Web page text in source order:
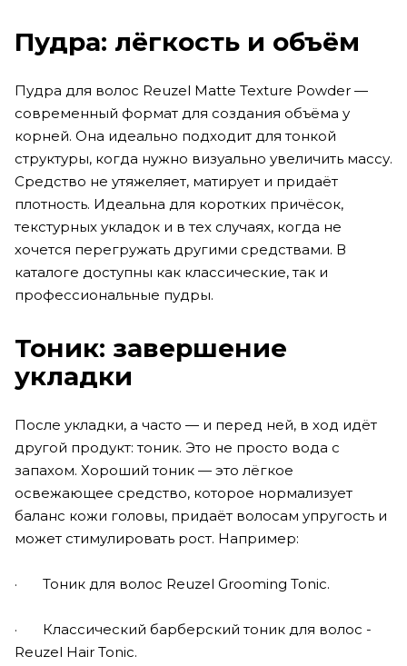
Пудра: лёгкость и объём
Пудра для волос Reuzel Matte Texture Powder —
современный формат для создания объёма у
корней. Она идеально подходит для тонкой
структуры, когда нужно визуально увеличить массу.
Средство не утяжеляет, матирует и придаёт
плотность. Идеальна для коротких причёсок,
текстурных укладок и в тех случаях, когда не
хочется перегружать другими средствами. В
каталоге доступны как классические, так и
профессиональные пудры.
Тоник: завершение
укладки
После укладки, а часто — и перед ней, в ход идёт
другой продукт: тоник. Это не просто вода с
запахом. Хороший тоник — это лёгкое
освежающее средство, которое нормализует
баланс кожи головы, придаёт волосам упругость и
может стимулировать рост. Например:
· Тоник для волос Reuzel Grooming Tonic.
· Классический барберский тоник для волос -
Reuzel Hair Tonic.